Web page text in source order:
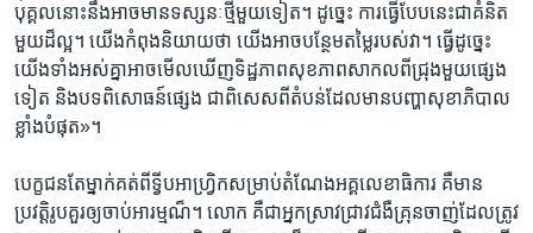
បុគ្គល​នោះ​នឹង​អាច​មាន​ទស្សនៈ​ថ្មី​មួយ​ទៀត។​ ដូច្នេះ​ ការ​ធ្វើ​បែប​នេះ​ជា​គំនិត​
មួយ​ដ៏ល្អ។​ យើង​កំពុង​និយាយ​ថា​ យើង​អាច​បន្ថែម​តម្លៃ​របស់​វា។ ធ្វើ​ដូច្នេះ ​
យើង​ទាំងអស់​គ្នា​អាច​មើល​ឃើញ​ទិដ្ឋភាព​សុខភាព​សាកល​ពី​ជ្រុង​មួយ​ផ្សេង
ទៀត​ និង​បទ​ពិសោធន៍ផ្សេង​ ជា​ពិសេស​ពី​តំបន់​ដែល​មាន​បញ្ហាសុខា​ភិបាល​
ខ្លាំង​បំផុត»។
បេក្ខជន​តែ​ម្នាក់​គត់​ពី​ទ្វីបអាហ្រិ្វក​សម្រាប់​តំណែង​អគ្គលេខាធិការ​ គឺ​មាន​
ប្រវត្តិរូប​គួរ​ឲ្យ​ចាប់​អារម្មណ៏។​ លោក​ គឺ​ជា​អ្នក​ស្រាវជ្រាវ​ជំងឺ​គ្រុន​ចាញ់​ដែល​ត្រូវ​